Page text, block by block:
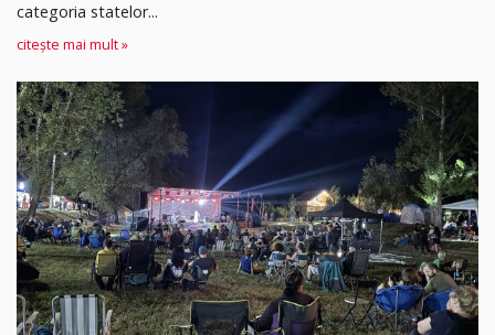
categoria statelor...
citește mai mult »